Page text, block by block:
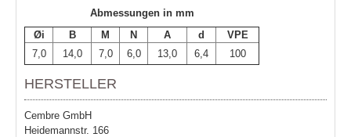
Abmessungen in mm
Øi
B M N A d
VPE
7,0
14,0 7,0 6,0 13,0 6,4 100
HERSTELLER
Cembre GmbH
Heidemannstr. 166